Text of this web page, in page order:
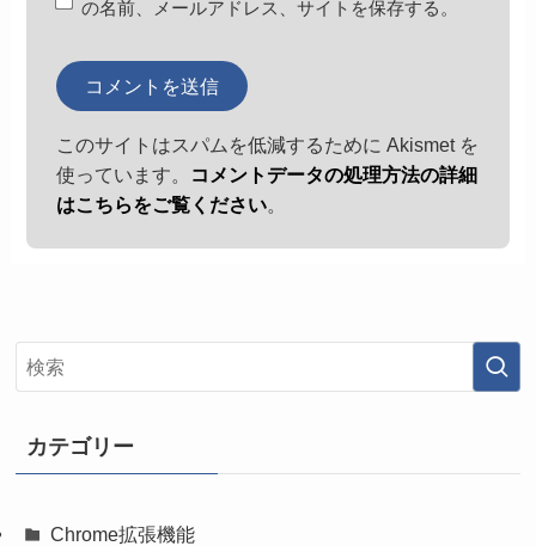
の名前、メールアドレス、サイトを保存する。
このサイトはスパムを低減するために Akismet を
使っています。
コメントデータの処理方法の詳細
はこちらをご覧ください。
カテゴリー
Chrome拡張機能